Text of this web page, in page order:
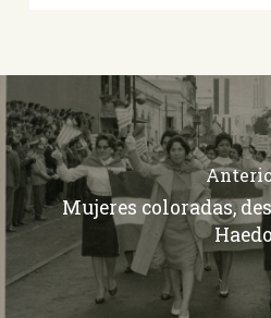
Mujeres coloradas,
Haedo